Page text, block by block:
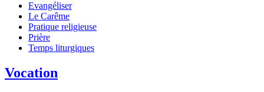
Evangéliser
Le Carême
Pratique religieuse
Prière
Temps liturgiques
Vocation